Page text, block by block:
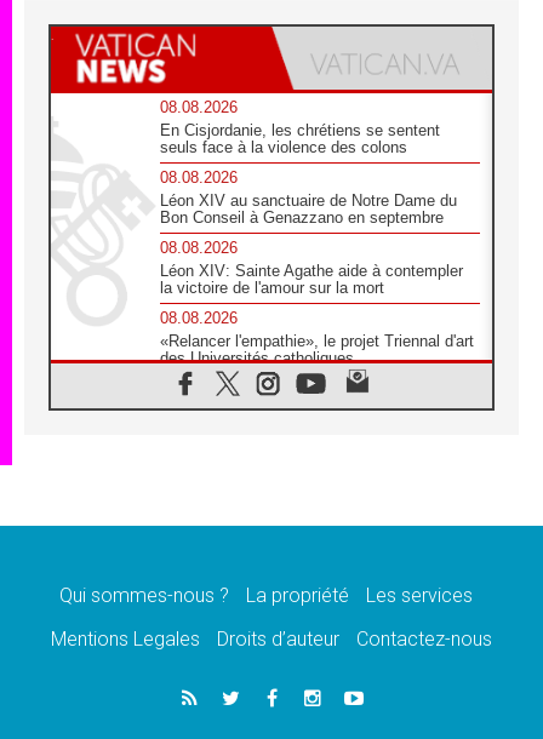
08.08.2026
En Cisjordanie, les chrétiens se sentent
seuls face à la violence des colons
08.08.2026
Léon XIV au sanctuaire de Notre Dame du
Bon Conseil à Genazzano en septembre
08.08.2026
Léon XIV: Sainte Agathe aide à contempler
la victoire de l'amour sur la mort
08.08.2026
«Relancer l'empathie», le projet Triennal d'art
des Universités catholiques
08.08.2026
Signis 2026, donner la parole aux religieuses
07.08.2026
07.08.2026
de l'Assomption et mémoire nationale
«La paix commence par l'empathie» estime
le cardinal Parolin
Qui sommes-nous ? La propriété
Les services
Mentions Legales
Droits d’auteur Contactez-nous